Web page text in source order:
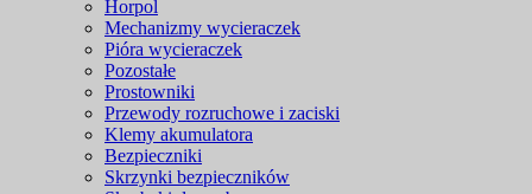
Horpol
Mechanizmy wycieraczek
Pióra wycieraczek
Pozostałe
Prostowniki
Przewody rozruchowe i zaciski
Klemy akumulatora
Bezpieczniki
Skrzynki bezpieczników